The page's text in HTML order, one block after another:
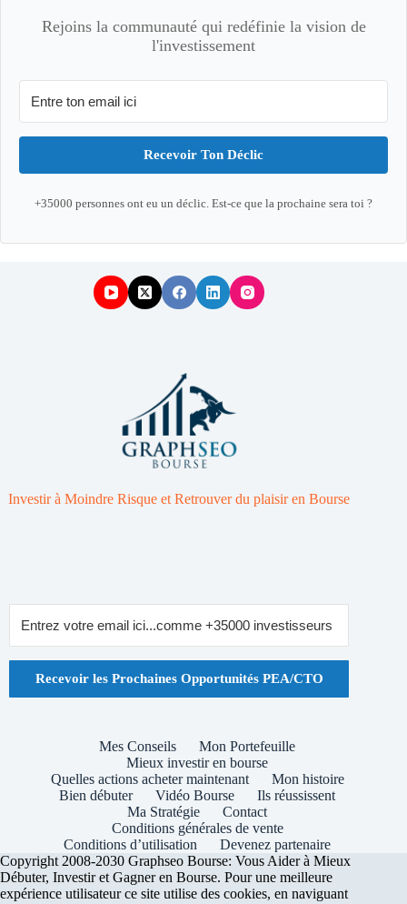
Rejoins la communauté qui redéfinie la vision de
l'investissement
Recevoir Ton Déclic
+35000 personnes ont eu un déclic. Est-ce que la prochaine sera toi ?
Investir à Moindre Risque et Retrouver du plaisir en Bourse
Recevoir les Prochaines Opportunités PEA/CTO
Mes Conseils
Mon Portefeuille
Mieux investir en bourse
Quelles actions acheter maintenant
Mon histoire
Bien débuter
Vidéo Bourse
Ils réussissent
Ma Stratégie
Contact
Conditions générales de vente
Conditions d’utilisation
Devenez partenaire
Copyright 2008-2030 Graphseo Bourse: Vous Aider à Mieux
Débuter, Investir et Gagner en Bourse. Pour une meilleure
expérience utilisateur ce site utilise des cookies, en naviguant